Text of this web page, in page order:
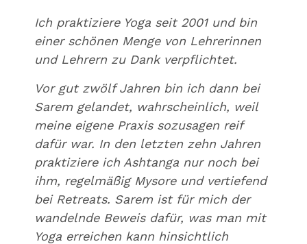
Ich praktiziere Yoga seit 2001 und bin
einer schönen Menge von Lehrerinnen
und Lehrern zu Dank verpflichtet.
Vor gut zwölf Jahren bin ich dann bei
Sarem gelandet, wahrscheinlich, weil
meine eigene Praxis sozusagen reif
dafür war. In den letzten zehn Jahren
praktiziere ich Ashtanga nur noch bei
ihm, regelmäßig Mysore und vertiefend
bei Retreats. Sarem ist für mich der
wandelnde Beweis dafür, was man mit
Yoga erreichen kann hinsichtlich